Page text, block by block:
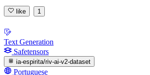
like 1
Text Generation
Safetensors
ia-espirita/riv-ai-v2-dataset
Portuguese